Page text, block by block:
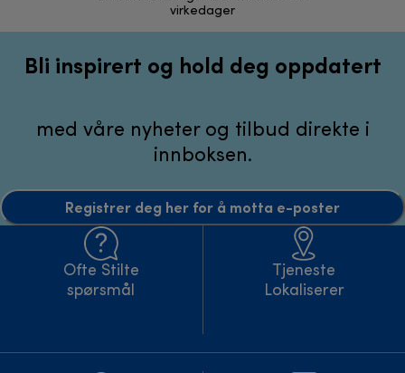
virkedager
Bli inspirert og hold deg oppdatert
med våre nyheter og tilbud direkte i
innboksen.
Registrer deg her for å motta e-poster
Ofte Stilte
spørsmål
Tjeneste
Lokaliserer